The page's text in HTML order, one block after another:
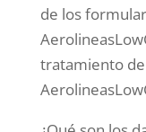
de los
tratamiento de